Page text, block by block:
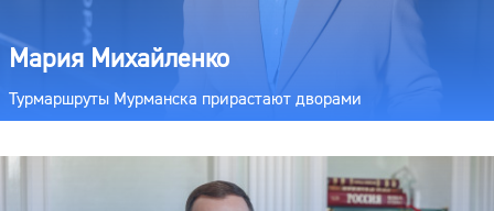
Мария Михайленко
Турмаршруты Мурманска прирастают дворами